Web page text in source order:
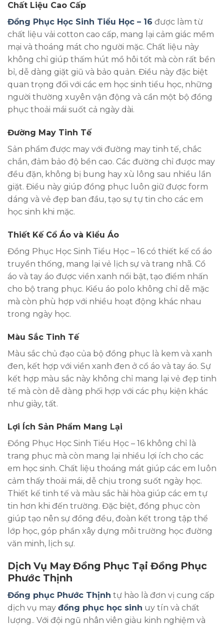
Chất Liệu Cao Cấp
Đồng Phục Học Sinh Tiểu Học – 16 được làm từ
chất liệu vải cotton cao cấp, mang lại cảm giác mềm
mại và thoáng mát cho người mặc. Chất liệu này
không chỉ giúp thấm hút mồ hôi tốt mà còn rất bền
bỉ, dễ dàng giặt giũ và bảo quản. Điều này đặc biệt
quan trọng đối với các em học sinh tiểu học, những
người thường xuyên vận động và cần một bộ đồng
phục thoải mái suốt cả ngày dài.
Đường May Tinh Tế
Sản phẩm được may với đường may tinh tế, chắc
chắn, đảm bảo độ bền cao. Các đường chỉ được may
đều đặn, không bị bung hay xù lông sau nhiều lần
giặt. Điều này giúp đồng phục luôn giữ được form
dáng và vẻ đẹp ban đầu, tạo sự tự tin cho các em
học sinh khi mặc.
Thiết Kế Cổ Áo và Kiểu Áo
Đồng Phục Học Sinh Tiểu Học – 16 có thiết kế cổ áo
truyền thống, mang lại vẻ lịch sự và trang nhã. Cổ
áo và tay áo được viền xanh nổi bật, tạo điểm nhấn
cho bộ trang phục. Kiểu áo polo không chỉ dễ mặc
mà còn phù hợp với nhiều hoạt động khác nhau
trong ngày học.
Màu Sắc Tinh Tế
Màu sắc chủ đạo của bộ đồng phục là kem và xanh
đen, kết hợp với viền xanh đen ở cổ áo và tay áo. Sự
kết hợp màu sắc này không chỉ mang lại vẻ đẹp tinh
tế mà còn dễ dàng phối hợp với các phụ kiện khác
như giày, tất.
Lợi Ích Sản Phẩm Mang Lại
Đồng Phục Học Sinh Tiểu Học – 16 không chỉ là
trang phục mà còn mang lại nhiều lợi ích cho các
em học sinh. Chất liệu thoáng mát giúp các em luôn
cảm thấy thoải mái, dễ chịu trong suốt ngày học.
Thiết kế tinh tế và màu sắc hài hòa giúp các em tự
tin hơn khi đến trường. Đặc biệt, đồng phục còn
giúp tạo nên sự đồng đều, đoàn kết trong tập thể
lớp học, góp phần xây dựng môi trường học đường
văn minh, lịch sự.
Dịch Vụ May Đồng Phục Tại Đồng Phục
Phước Thịnh
Đồng phục Phước Thịnh tự hào là đơn vị cung cấp
dịch vụ may đồng phục học sinh uy tín và chất
lượng.. Với đội ngũ nhân viên giàu kinh nghiệm và